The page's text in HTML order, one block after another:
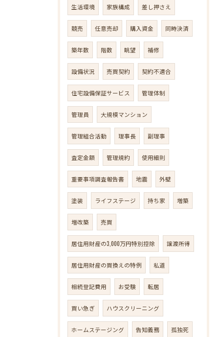
生活環境 家族構成 差し押さえ
競売 任意売却 購入資金 同時決済
築年数 階数 眺望 補修
設備状況 売買契約 契約不適合
住宅設備保証サービス 管理体制
管理員 大規模マンション
管理組合活動 理事長 副理事
査定金額 管理規約 使用細則
重要事項調査報告書 地震 外壁
塗装 ライフステージ 持ち家 増築
増改築 売買
居住用財産の3,000万円特別控除 譲渡所得
居住用財産の買換えの特例 私道
相続登記費用 お受験 転居
買い急ぎ ハウスクリーニング
ホームステージング 告知義務 孤独死